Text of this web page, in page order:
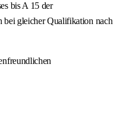
bis A 15 der
bei gleicher Qualifikation nach